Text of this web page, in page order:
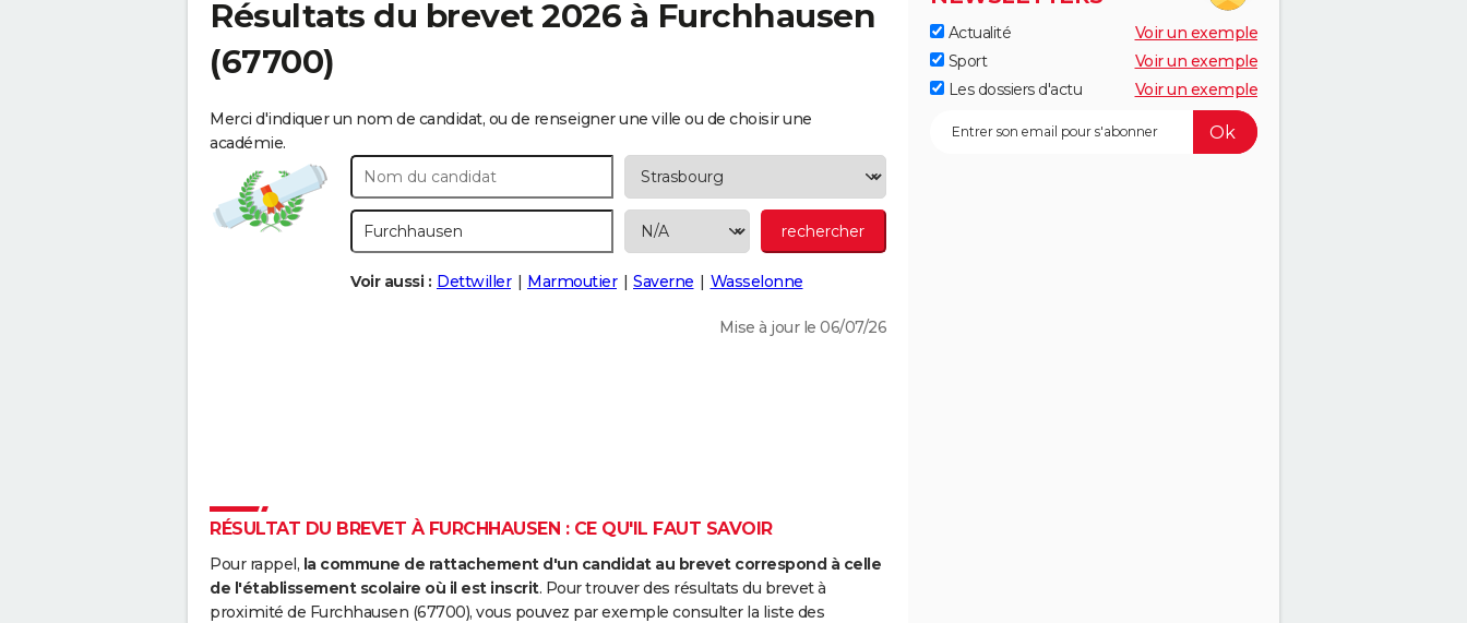
Résultats du brevet 2026 à Furchhausen
(67700)
Merci d'indiquer un nom de candidat, ou de renseigner une ville ou de choisir une
académie.
Voir aussi : Dettwiller Marmoutier Saverne Wasselonne
Mise à jour le 06/07/26
RÉSULTAT DU BREVET À FURCHHAUSEN : CE QU'IL FAUT SAVOIR
Pour rappel, la commune de rattachement d'un candidat au brevet correspond à celle
de l'établissement scolaire où il est inscrit. Pour trouver des résultats du brevet à
proximité de Furchhausen (67700), vous pouvez par exemple consulter la liste des
Actualité
Voir un exemple
Sport
Voir un exemple
Les dossiers d'actu
Voir un exemple